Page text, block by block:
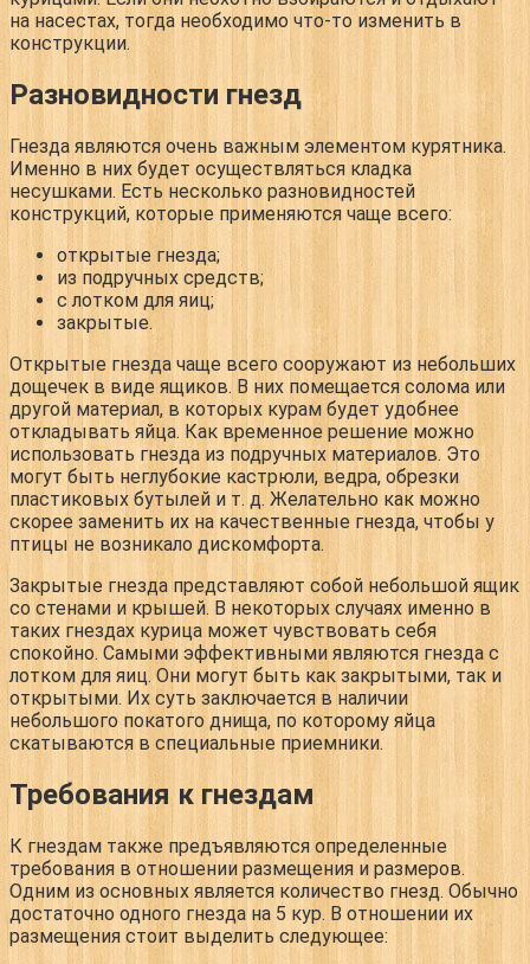
на насестах, тогда необходимо что-то изменить в
конструкции.
Разновидности гнезд
Гнезда являются очень важным элементом курятника.
Именно в них будет осуществляться кладка
несушками. Есть несколько разновидностей
конструкций, которые применяются чаще всего:
открытые гнезда;
из подручных средств;
с лотком для яиц;
закрытые.
Открытые гнезда чаще всего сооружают из небольших
дощечек в виде ящиков. В них помещается солома или
другой материал, в которых курам будет удобнее
откладывать яйца. Как временное решение можно
использовать гнезда из подручных материалов. Это
могут быть неглубокие кастрюли, ведра, обрезки
пластиковых бутылей и т. д. Желательно как можно
скорее заменить их на качественные гнезда, чтобы у
птицы не возникало дискомфорта.
Закрытые гнезда представляют собой небольшой ящик
со стенами и крышей. В некоторых случаях именно в
таких гнездах курица может чувствовать себя
спокойно. Самыми эффективными являются гнезда с
лотком для яиц. Они могут быть как закрытыми, так и
открытыми. Их суть заключается в наличии
небольшого покатого днища, по которому яйца
скатываются в специальные приемники.
Требования к гнездам
К гнездам также предъявляются определенные
требования в отношении размещения и размеров.
Одним из основных является количество гнезд. Обычно
достаточно одного гнезда на 5 кур. В отношении их
размещения стоит выделить следующее: